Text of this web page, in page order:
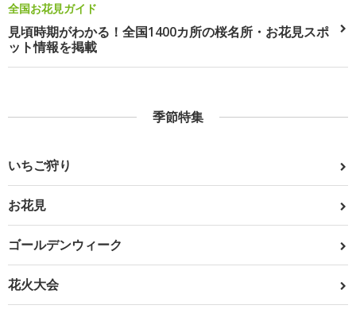
全国お花見ガイド
見頃時期がわかる！全国1400カ所の桜名所・お花見スポ
ット情報を掲載
季節特集
いちご狩り
お花見
ゴールデンウィーク
花火大会